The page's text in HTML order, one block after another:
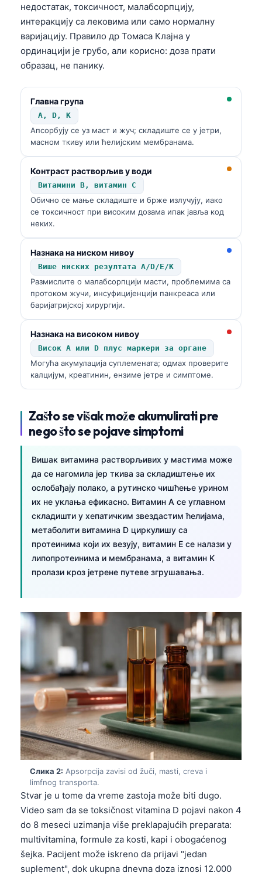
недостатак, токсичност, малабсорпцију,
интеракцију са лековима или само нормалну
варијацију. Правило др Томаса Клајна у
ординацији је грубо, али корисно: доза прати
образац, не панику.
Главна група
A, D, K
Апсорбују се уз маст и жуч; складиште се у јетри,
масном ткиву или ћелијским мембранама.
Контраст растворљив у води
Витамини B, витамин C
Обично се мање складиште и брже излучују, иако
се токсичност при високим дозама ипак јавља код
неких.
Назнака на ниском нивоу
Више ниских резултата A/D/E/K
Размислите о малабсорпцији масти, проблемима са
протоком жучи, инсуфицијенцији панкреаса или
баријатријској хирургији.
Назнака на високом нивоу
Висок A или D плус маркери за органе
Могућа акумулација суплемената; одмах проверите
калцијум, креатинин, ензиме јетре и симптоме.
Zašto se višak može akumulirati pre
nego što se pojave simptomi
Вишак витамина растворљивих у мастима може
да се нагомила јер ткива за складиштење их
ослобађају полако, а рутинско чишћење урином
их не уклања ефикасно. Витамин A се углавном
складишти у хепатичким звездастим ћелијама,
метаболити витамина D циркулишу са
протеинима који их везују, витамин E се налази у
липопротеинима и мембранама, а витамин K
пролази кроз јетрене путеве згрушавања.
Слика 2: Apsorpcija zavisi od žuči, masti, creva i
limfnog transporta.
Stvar je u tome da vreme zastoja može biti dugo.
Video sam da se toksičnost vitamina D pojavi nakon 4
do 8 meseci uzimanja više preklapajućih preparata:
multivitamina, formule za kosti, kapi i obogaćenog
šejka. Pacijent može iskreno da prijavi "jedan
suplement", dok ukupna dnevna doza iznosi 12.000